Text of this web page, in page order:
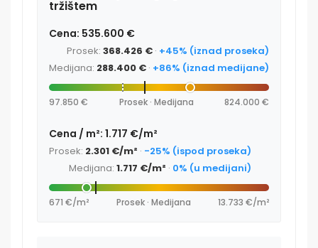
tržištem
Cena: 535.600 €
Prosek: 368.426 € · +45% (iznad proseka)
Medijana: 288.400 € · +86% (iznad medijane)
97.850 € Prosek · Medijana 824.000 €
Cena / m²: 1.717 €/m²
Prosek: 2.301 €/m² · -25% (ispod proseka)
Medijana: 1.717 €/m² · 0% (u medijani)
671 €/m² Prosek · Medijana 13.733 €/m²